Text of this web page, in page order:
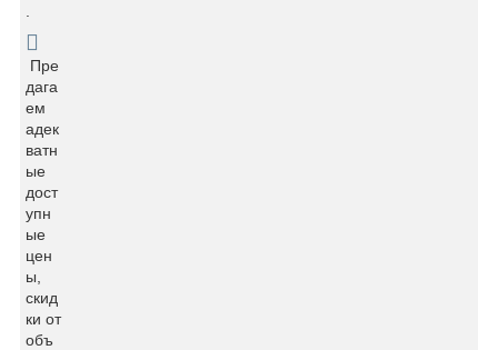
Пре
дага
ем
адек
ватн
ые
дост
упн
ые
цен
ы,
скид
ки от
объ